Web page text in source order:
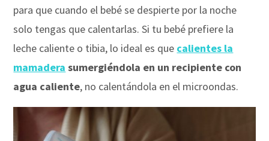
para que cuando el bebé se despierte por la noche
solo tengas que calentarlas. Si tu bebé prefiere la
leche caliente o tibia, lo ideal es que calientes la
mamadera sumergiéndola en un recipiente con
agua caliente, no calentándola en el microondas.